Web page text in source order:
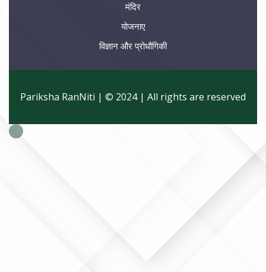
मंदिर
योजनाए
विज्ञान और प्रोधौगिकी
Pariksha RanNiti | © 2024 | All rights are reserved